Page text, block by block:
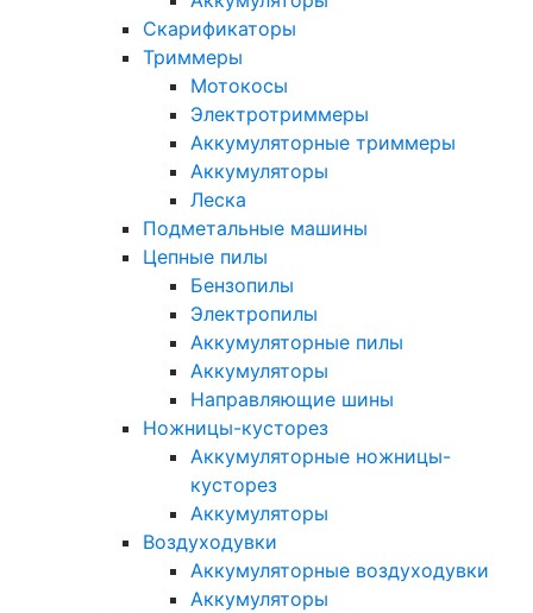
Скарификаторы
Триммеры
Мотокосы
Электротриммеры
Аккумуляторные триммеры
Аккумуляторы
Леска
Подметальные машины
Цепные пилы
Бензопилы
Электропилы
Аккумуляторные пилы
Аккумуляторы
Направляющие шины
Ножницы-кусторез
Аккумуляторные ножницы-
кусторез
Аккумуляторы
Воздуходувки
Аккумуляторные воздуходувки
Аккумуляторы